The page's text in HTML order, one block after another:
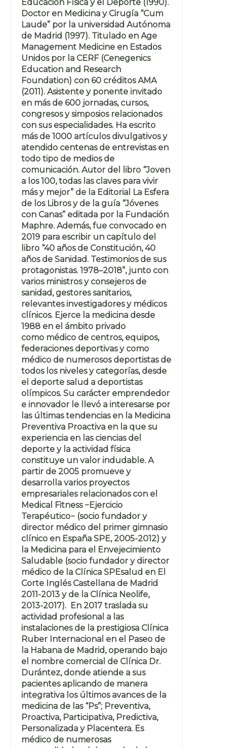
Educación Física y el Deporte (1990).
Doctor en Medicina y Cirugía “Cum
Laude” por la universidad Autónoma
de Madrid (1997). Titulado en Age
Management Medicine en Estados
Unidos por la CERF (Cenegenics
Education and Research
Foundation) con 60 créditos AMA
(2011). Asistente y ponente invitado
en más de 600 jornadas, cursos,
congresos y simposios relacionados
con sus especialidades. Ha escrito
más de 1000 artículos divulgativos y
atendido centenas de entrevistas en
todo tipo de medios de
comunicación. Autor del libro “Joven
a los 100, todas las claves para vivir
más y mejor” de la Editorial La Esfera
de los Libros y de la guía “Jóvenes
con Canas” editada por la Fundación
Maphre. Además, fue convocado en
2019 para escribir un capítulo del
libro “40 años de Constitución, 40
años de Sanidad. Testimonios de sus
protagonistas. 1978–2018”, junto con
varios ministros y consejeros de
sanidad, gestores sanitarios,
relevantes investigadores y médicos
clínicos. Ejerce la medicina desde
1988 en el ámbito privado
como médico de centros, equipos,
federaciones deportivas y como
médico de numerosos deportistas de
todos los niveles y categorías, desde
el deporte salud a deportistas
olímpicos. Su carácter emprendedor
e innovador le llevó a interesarse por
las últimas tendencias en la Medicina
Preventiva Proactiva en la que su
experiencia en las ciencias del
deporte y la actividad física
constituye un valor indudable. A
partir de 2005 promueve y
desarrolla varios proyectos
empresariales relacionados con el
Medical Fitness −Ejercicio
Terapéutico− (socio fundador y
director médico del primer gimnasio
clínico en España SPE, 2005-2012) y
la Medicina para el Envejecimiento
Saludable (socio fundador y director
médico de la Clínica SPEsalud en El
Corte Inglés Castellana de Madrid
2011-2013 y de la Clínica Neolife,
2013-2017). En 2017 traslada su
actividad profesional a las
instalaciones de la prestigiosa Clínica
Ruber Internacional en el Paseo de
la Habana de Madrid, operando bajo
el nombre comercial de Clínica Dr.
Durántez, donde atiende a sus
pacientes aplicando de manera
integrativa los últimos avances de la
medicina de las “Ps”; Preventiva,
Proactiva, Participativa, Predictiva,
Personalizada y Placentera. Es
médico de numerosas